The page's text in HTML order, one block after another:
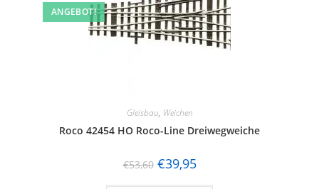
ANGEBOT!
Gleisbau, Weichen
Roco 42454 HO Roco-Line Dreiwegweiche
€53,60 €39,95